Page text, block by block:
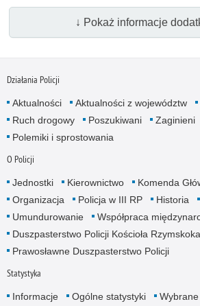
↓ Pokaż informacje
Działania Policji
Aktualności Aktualności z województw
Ruch drogowy
Poszukiwani Zaginieni
Polemiki i sprostowania
O Policji
Jednostki Kierownictwo
Komenda
Organizacja
Policja w III RP Historia
Umundurowanie
Współpraca
Duszpasterstwo Policji Kościoła
Prawosławne Duszpasterstwo Policji
Statystyka
Informacje Ogólne statystyki